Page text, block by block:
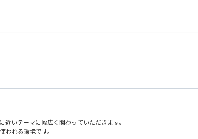
いテーマに幅広く関わっていただきます。
れる環境です。